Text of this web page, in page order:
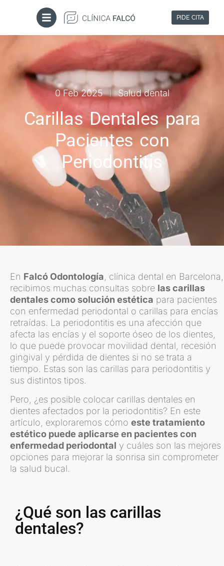
PIDE CITA
0 Feb 2025 Salud dental
Carillas Dentales para
Pacientes con
Periodontitis
En Falcó Odontología , clínica dental en Barcelona,
recibimos muchas consultas sobre las carillas
dentales como solución estética para pacientes
con enfermedad periodontal o carillas para encías
retraídas. La periodontitis es una afección que
afecta las encías y el soporte óseo de los dientes,
lo que puede provocar movilidad dental, recesión
gingival y pérdida de dientes si no se trata a
tiempo. Estas son las carillas para periodontitis y
sus distintos tipos.
Pero, ¿es posible colocar carillas dentales en
dientes afectados por la periodontitis? En este
artículo, exploraremos cómo este tratamiento
estético puede aplicarse en pacientes con
enfermedad periodontal y cuáles son las mejores
opciones para mejorar la sonrisa sin comprometer
la salud bucal.
¿Qué son las carillas
dentales?